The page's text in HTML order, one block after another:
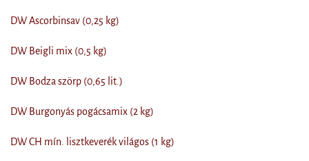
DW Ascorbinsav (0,25 kg)
DW Beigli mix (0,5 kg)
DW Bodza szörp (0,65 lit.)
DW Burgonyás pogácsamix (2 kg)
DW CH mín. lisztkeverék világos (1 kg)